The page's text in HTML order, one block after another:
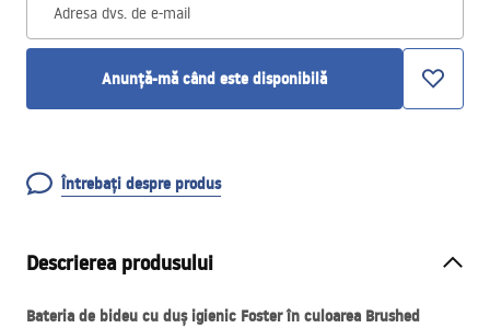
Adresa dvs. de e-mail
Anunță-mă când este disponibilă
Întrebați despre produs
Descrierea produsului
Bateria de bideu cu duș igienic Foster în culoarea Brushed